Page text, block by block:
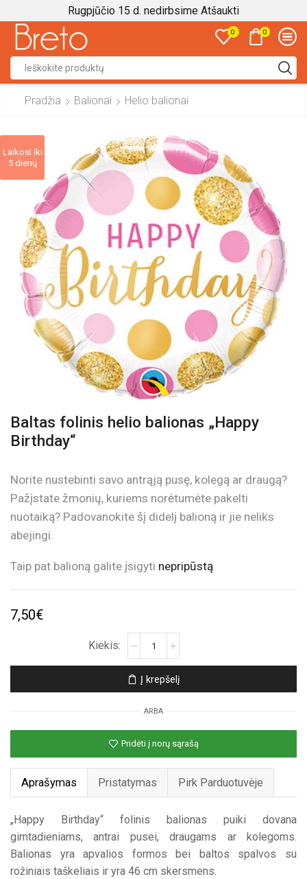
Rugpjūčio 15 d. nedirbsime Atšaukti
0 0
input
Pradžia Balionai Helio balionai
Laikosi iki
5 dienų
Baltas folinis helio balionas „Happy
Birthday“
Norite nustebinti savo antrąją pusę, kolegą ar draugą?
Pažįstate žmonių, kuriems norėtumėte pakelti
nuotaiką? Padovanokite šį didelį balioną ir jie neliks
abejingi.
Taip pat balioną galite įsigyti nepripūstą.
7,50€
Baltas
folinis
balionas
„Happy
Birthday“
Į krepšelį
ARBA
Pridėti į norų sąrašą
Aprašymas Pristatymas Pirk Parduotuvėje
„Happy Birthday“ folinis balionas puiki dovana
gimtadieniams, antrai pusei, draugams ar kolegoms.
Balionas yra apvalios formos bei baltos spalvos su
rožiniais taškeliais ir yra 46 cm skersmens.